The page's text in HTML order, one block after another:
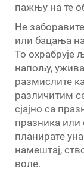
пажњу на те
Не
или бацања
То охрабрује
напољу,
размислите
различитим
сјајно са
празника или
планирате
намештај,
воле.